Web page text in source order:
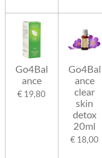
Go4Bal
ance
€ 19,80
Go4Bal
ance
clear
skin
detox
20ml
€ 18,00